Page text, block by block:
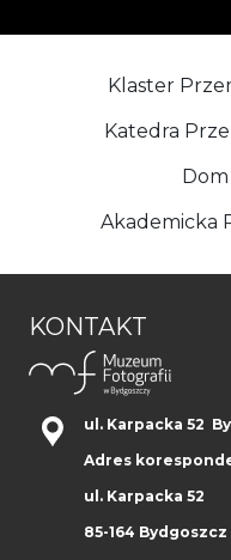
Klaster
Katedra
Akademicka
KONTAKT
ul. Karpacka 52
Adres
ul. Karpacka 52
85-164 Bydgoszcz